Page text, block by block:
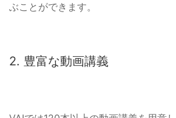
ぶことができます。
2. 豊富な動画講義